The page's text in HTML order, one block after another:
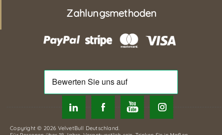
Zahlungsmethoden
Copyright © 2026 VelvetBull Deutschland.